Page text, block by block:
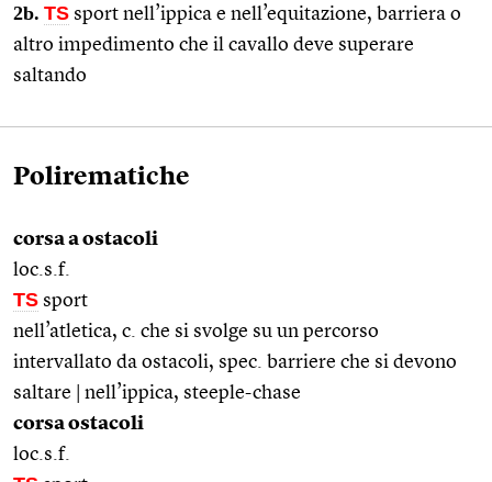
2b. TS sport nell’ippica e nell’equitazione, barriera o
altro impedimento che il cavallo deve superare
saltando
Polirematiche
corsa a ostacoli
loc.s.f.
TS sport
nell’atletica, c. che si svolge su un percorso
intervallato da ostacoli, spec. barriere che si devono
saltare | nell’ippica, steeple-chase
corsa ostacoli
loc.s.f.